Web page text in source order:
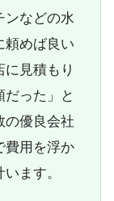
ンなどの水
頼めば良い
見積もり
だった」と
の優良会社
費用を浮か
ます。